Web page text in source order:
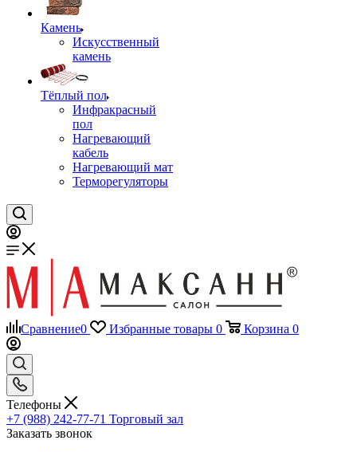
Камень
Искусственный
камень
Тёплый пол
Инфракрасный
пол
Нагревающий
кабель
Нагревающий мат
Терморегуляторы
Сравнение0 Избранные товары 0 Корзина 0
Телефоны
+7 (988) 242-77-71 Торговый зал
Заказать звонок